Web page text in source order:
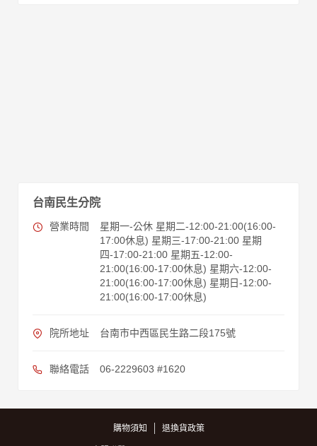
台南民生分院
營業時間
星期一-公休 星期二-12:00-21:00(16:00-
17:00休息) 星期三-17:00-21:00 星期
四-17:00-21:00 星期五-12:00-
21:00(16:00-17:00休息) 星期六-12:00-
21:00(16:00-17:00休息) 星期日-12:00-
21:00(16:00-17:00休息)
院所地址 台南市中西區民生路二段175號
聯絡電話 06-2229603 #1620
購物須知 退換貨政策